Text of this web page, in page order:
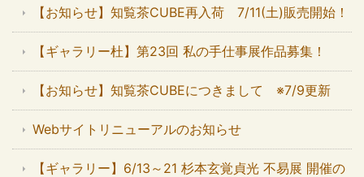
【お知らせ】知覧茶CUBE再入荷 7/11(土)販売開始！
【ギャラリー杜】第23回 私の手仕事展作品募集！
【お知らせ】知覧茶CUBEにつきまして ※7/9更新
Webサイトリニューアルのお知らせ
【ギャラリー】6/13～21 杉本玄覚貞光 不易展 開催の